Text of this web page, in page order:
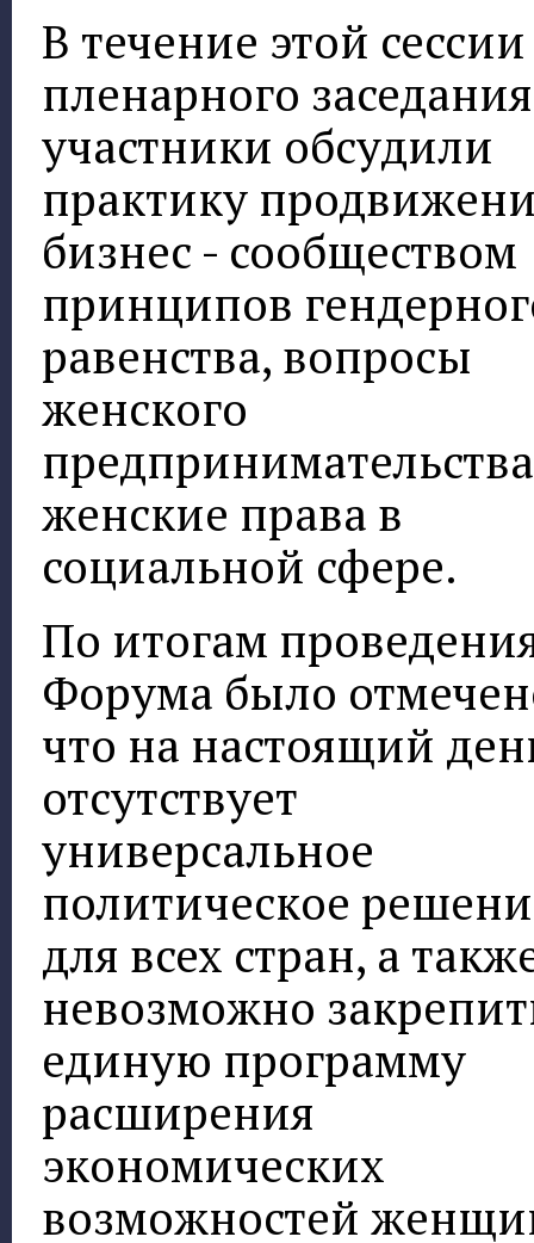
В течение этой сессии
пленарного
участники обсудили
практику
бизнес - сообществом
принципов
равенства, вопросы
женского
женские права в
социальной сфере.
По итогам
Форума было
что на настоящий
отсутствует
универсальное
политическое
для всех стран, а
невозможно
единую программу
расширения
экономических
возможностей